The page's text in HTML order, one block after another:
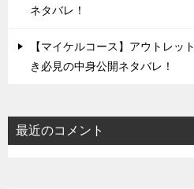
ネタバレ！
【マイケルコース】アウトレッ
き必見の中身公開ネタバレ！
最近のコメント